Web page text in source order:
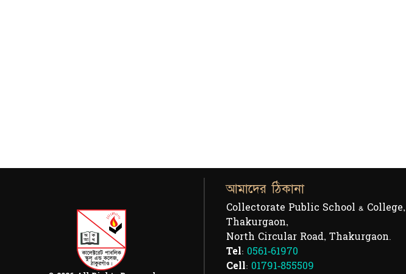
আমাদের ঠিকানা
Collectorate Public School & College,
Thakurgaon,
North Circular Road, Thakurgaon.
Tel: 0561-61970
Cell: 01791-855509